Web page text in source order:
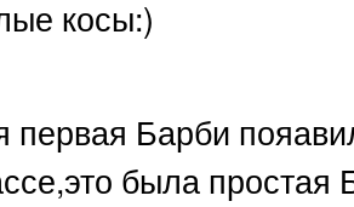
косы:)
первая Барби
была простая